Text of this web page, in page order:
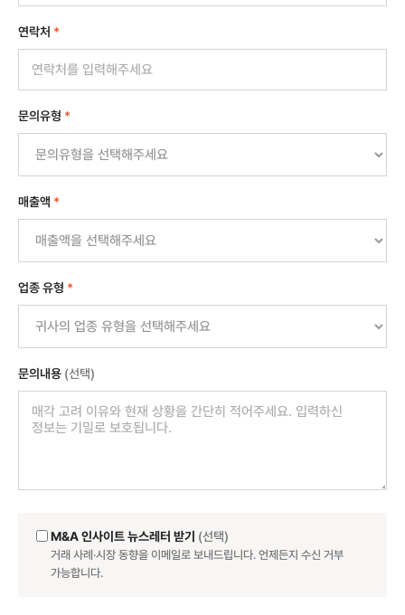
연락처 *
문의유형 *
매출액 *
업종 유형 *
문의내용 (선택)
M&A 인사이트 뉴스레터 받기 (선택)
거래 사례·시장 동향을 이메일로 보내드립니다. 언제든지 수신 거부
가능합니다.